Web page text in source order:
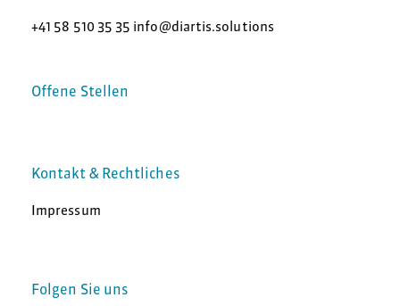
+41 58 510 35 35 info@diartis.solutions
Offene Stellen
Kontakt & Rechtliches
Impressum
Folgen Sie uns